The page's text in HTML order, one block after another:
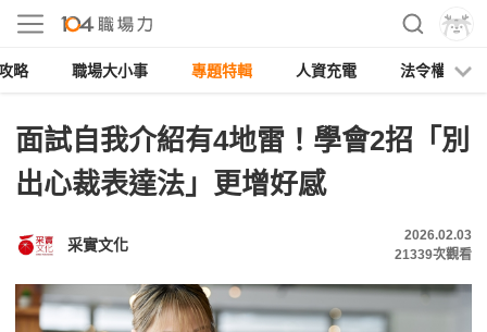
略 職場大小事 專題特輯 人資充電 法令權益
面試自我介紹有4地雷！學會2招「別
出心裁表達法」更增好感
采實文化
2026.02.03
21339次觀看